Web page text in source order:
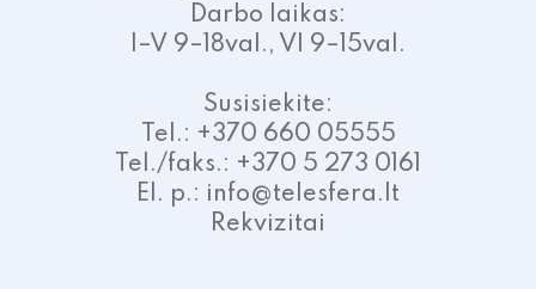
Darbo laikas:
I–V 9–18val., VI 9–15val.
Susisiekite:
Tel.: +370 660 05555
Tel./faks.: +370 5 273 0161
El. p.: info@telesfera.lt
Rekvizitai